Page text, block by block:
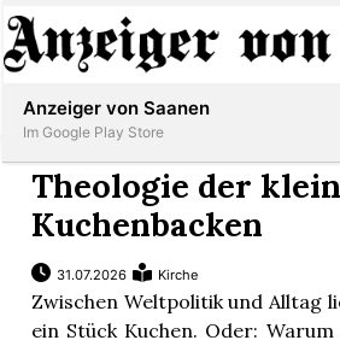
Abonnieren
Theologie der
Kuchenbacken
31.07.2026 Kirche
Zwischen Weltpolitik und Alltag
ein Stück Kuchen. Oder:
Anzeiger von Saanen
Im Google Play Store